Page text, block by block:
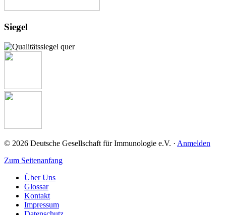
Siegel
© 2026 Deutsche Gesellschaft für Immunologie e.V. · Anmelden
Zum Seitenanfang
Über Uns
Glossar
Kontakt
Impressum